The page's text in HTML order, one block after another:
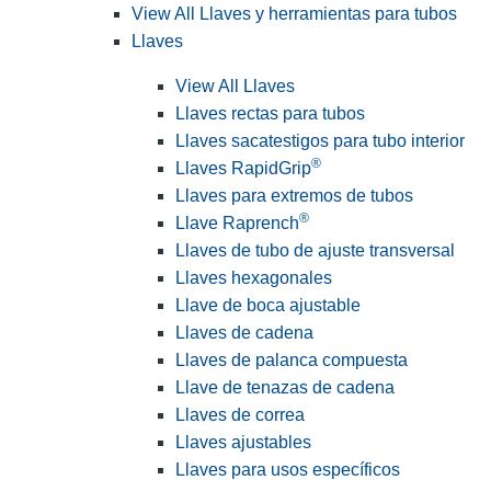
View All Llaves y herramientas para tubos
Llaves
View All Llaves
Llaves rectas para tubos
Llaves sacatestigos para tubo interior
Llaves RapidGrip®
Llaves para extremos de tubos
Llave Raprench®
Llaves de tubo de ajuste transversal
Llaves hexagonales
Llave de boca ajustable
Llaves de cadena
Llaves de palanca compuesta
Llave de tenazas de cadena
Llaves de correa
Llaves ajustables
Llaves para usos específicos